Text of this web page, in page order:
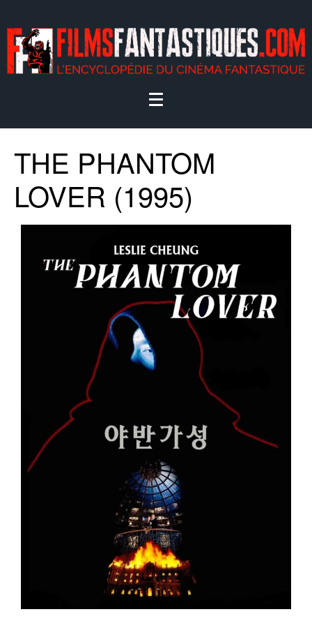
THE PHANTOM
LOVER (1995)